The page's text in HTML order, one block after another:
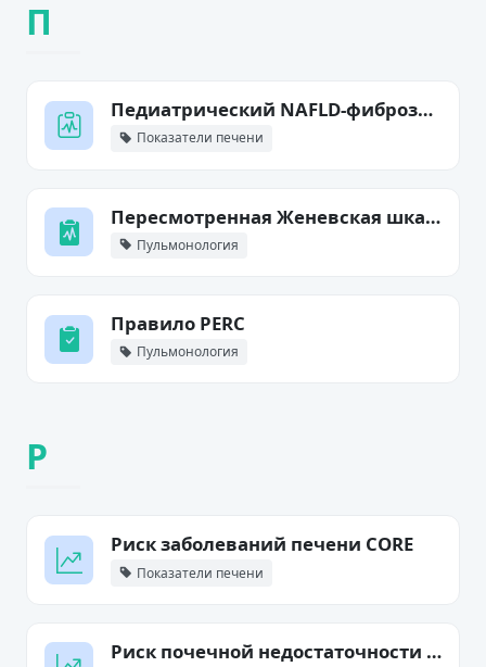
П
Педиатрический NAFLD-фиброзный индекс (PNFI)
Показатели печени
Пересмотренная Женевская шкала
Пульмонология
Правило PERC
Пульмонология
Р
Риск заболеваний печени CORE
Показатели печени
Риск почечной недостаточности (KFRE)